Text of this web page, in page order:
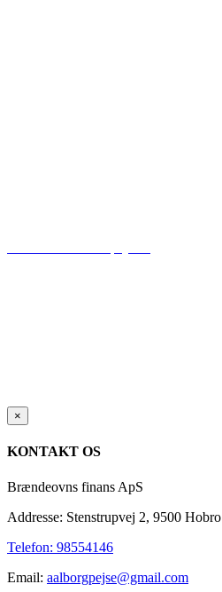
Close
product
view
×
KONTAKT OS
Brændeovns finans ApS
Addresse: Stenstrupvej 2, 9500 Hobro
Telefon: 98554146
Email: aalborgpejse@gmail.com